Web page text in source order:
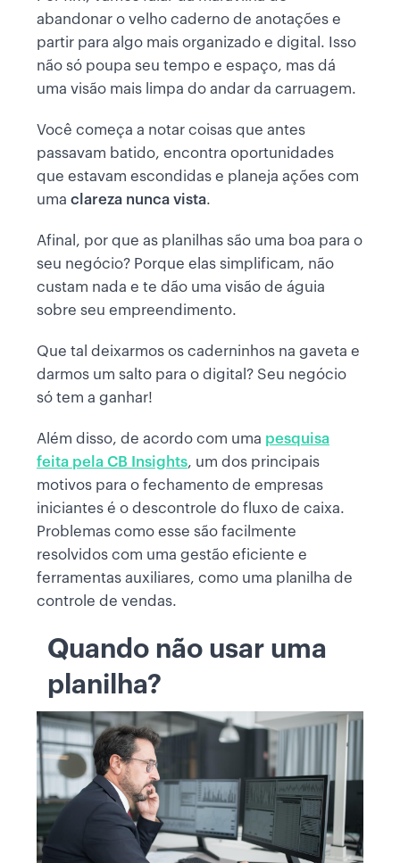
abandonar o velho caderno de anotações e
partir para algo mais organizado e digital. Isso
não só poupa seu tempo e espaço, mas dá
uma visão mais limpa do andar da carruagem.
Você começa a notar coisas que antes
passavam batido, encontra oportunidades
que estavam escondidas e planeja ações com
uma clareza nunca vista.
Afinal, por que as planilhas são uma boa para o
seu negócio? Porque elas simplificam, não
custam nada e te dão uma visão de águia
sobre seu empreendimento.
Que tal deixarmos os caderninhos na gaveta e
darmos um salto para o digital? Seu negócio
só tem a ganhar!
Além disso, de acordo com uma pesquisa
feita pela CB Insights, um dos principais
motivos para o fechamento de empresas
iniciantes é o descontrole do fluxo de caixa.
Problemas como esse são facilmente
resolvidos com uma gestão eficiente e
ferramentas auxiliares, como uma planilha de
controle de vendas.
Quando não usar uma
planilha?